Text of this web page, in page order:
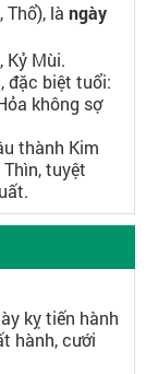
Thổ), là ngày
Kỷ Mùi.
đặc biệt tuổi:
không sợ
thành Kim
tuyệt
kỵ tiến hành
hành, cưới